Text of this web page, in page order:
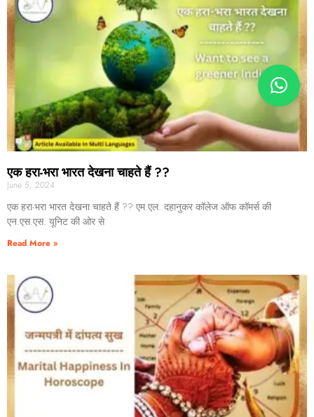
एक हरा-भरा भारत देखना चाहते हैं ??
June 5, 2024
एक हरा-भरा भारत देखना चाहते हैं ?? एम.एल. दहानुकर कॉलेज ऑफ कॉमर्स की
एन.एस.एस. यूनिट की ओर से
Read More »